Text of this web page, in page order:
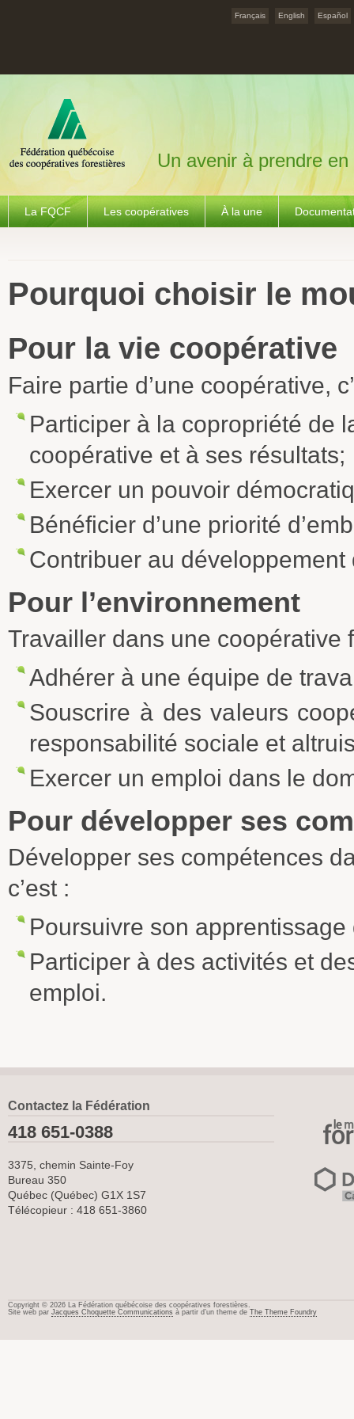
Français English Español
Un avenir à prendre en
La FQCF Les coopératives À la une
Pourquoi choisir le
Pour la vie coopérative
Faire partie d’une coopérative,
Participer à la copropriété de
coopérative et à ses résultats;
Exercer un pouvoir
Bénéficier d’une priorité
Contribuer au
Pour l’environnement
Travailler dans une coopérative
Adhérer à une équipe de
Souscrire à des valeurs
responsabilité sociale et
Exercer un emploi dans le
Pour développer ses
Développer ses compétences
c’est :
Poursuivre son
Participer à des activités et
emploi.
Contactez la Fédération
418 651-0388
3375, chemin Sainte-Foy
Bureau 350
Québec (Québec) G1X 1S7
Télécopieur : 418 651-3860
Copyright © 2026 La Fédération québécoise des coopératives forestières.
Site web par Jacques Choquette Communications à partir d’un theme de The Theme Foundry